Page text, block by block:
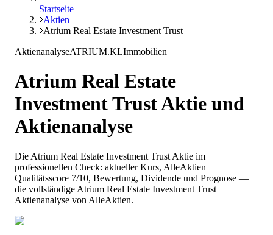
Startseite
Aktien
Atrium Real Estate Investment Trust
AktienanalyseATRIUM.KLImmobilien
Atrium Real Estate
Investment TrustAktie und
Aktienanalyse
Die Atrium Real Estate Investment Trust Aktie im
professionellen Check: aktueller Kurs, AlleAktien
Qualitätsscore 7/10, Bewertung, Dividende und Prognose —
die vollständige Atrium Real Estate Investment Trust
Aktienanalyse von AlleAktien.